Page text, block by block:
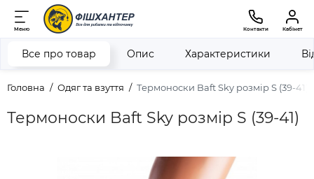
Меню Контакти Кабінет
Головна Одяг та взуття Термоноски Baft Sky розмір S (39-41)
Термоноски Baft Sky розмір S (39-41)
Все про товар Опис Характеристики